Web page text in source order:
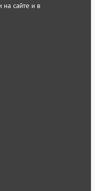
сайте и в